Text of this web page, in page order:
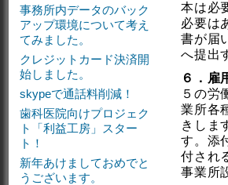
本は必
必要は
書が届
へ提出
６．雇
５の労
業所各
きしま
す。添
付され
事業所
事務所内データのバック
アップ環境について考え
てみました。
クレジットカード決済開
始しました。
skypeで通話料削減！
歯科医院向けプロジェク
ト「利益工房」スター
ト！
新年あけましておめでと
うございます。